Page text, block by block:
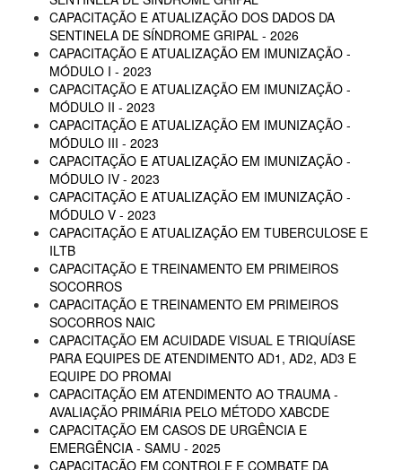
CAPACITAÇÃO E ATUALIZAÇÃO DOS DADOS DA
SENTINELA DE SÍNDROME GRIPAL - 2026
CAPACITAÇÃO E ATUALIZAÇÃO EM IMUNIZAÇÃO -
MÓDULO I - 2023
CAPACITAÇÃO E ATUALIZAÇÃO EM IMUNIZAÇÃO -
MÓDULO II - 2023
CAPACITAÇÃO E ATUALIZAÇÃO EM IMUNIZAÇÃO -
MÓDULO III - 2023
CAPACITAÇÃO E ATUALIZAÇÃO EM IMUNIZAÇÃO -
MÓDULO IV - 2023
CAPACITAÇÃO E ATUALIZAÇÃO EM IMUNIZAÇÃO -
MÓDULO V - 2023
CAPACITAÇÃO E ATUALIZAÇÃO EM TUBERCULOSE E
ILTB
CAPACITAÇÃO E TREINAMENTO EM PRIMEIROS
SOCORROS
CAPACITAÇÃO E TREINAMENTO EM PRIMEIROS
SOCORROS NAIC
CAPACITAÇÃO EM ACUIDADE VISUAL E TRIQUÍASE
PARA EQUIPES DE ATENDIMENTO AD1, AD2, AD3 E
EQUIPE DO PROMAI
CAPACITAÇÃO EM ATENDIMENTO AO TRAUMA -
AVALIAÇÃO PRIMÁRIA PELO MÉTODO XABCDE
CAPACITAÇÃO EM CASOS DE URGÊNCIA E
EMERGÊNCIA - SAMU - 2025
CAPACITAÇÃO EM CONTROLE E COMBATE DA